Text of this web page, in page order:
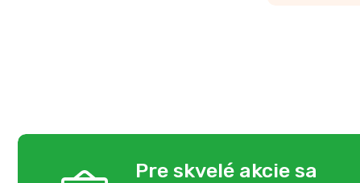
Pre skvelé akcie sa